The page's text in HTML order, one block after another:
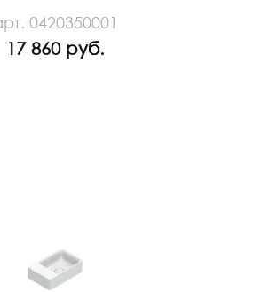
0420350001
17 860 руб.